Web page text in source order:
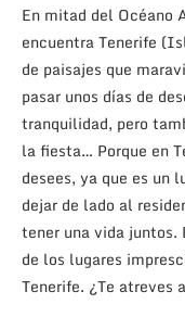
En mitad del Océano
encuentra Tenerife
de paisajes que
pasar unos días de
tranquilidad, pero
la fiesta… Porque en
desees, ya que es un
dejar de lado al
tener una vida juntos.
de los lugares
Tenerife. ¿Te atreves